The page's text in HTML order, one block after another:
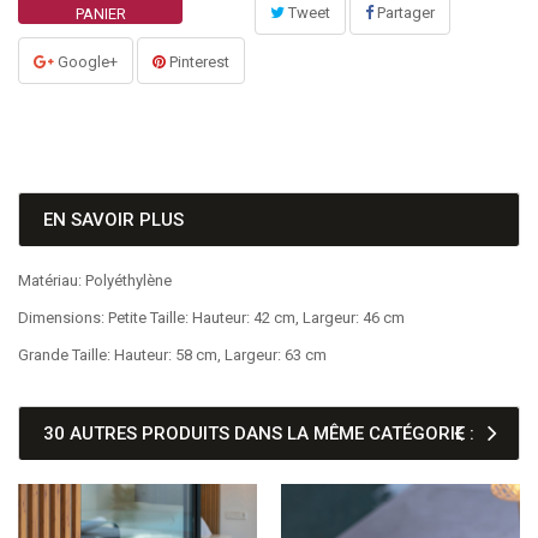
PANIER Tweet Partager
Google+ Pinterest
EN SAVOIR PLUS
Matériau: Polyéthylène
Dimensions: Petite Taille: Hauteur: 42 cm, Largeur: 46 cm
Grande Taille: Hauteur: 58 cm, Largeur: 63 cm
30 AUTRES PRODUITS DANS LA MÊME CATÉGORIE :